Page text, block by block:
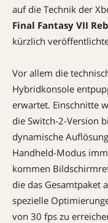
auf die Technik der
Final Fantasy VII
kürzlich
Vor allem die
Hybridkonsole
erwartet. Einschnitte
die Switch-2-Version
dynamische
Handheld-Modus
kommen
die das Gesamtpaket
spezielle
von 30 fps zu